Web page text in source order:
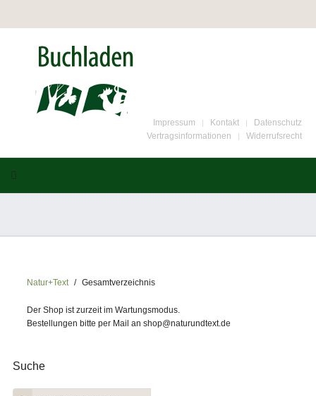
Impressum Kontakt
Datenschutz
Vertragsinformationen
Widerrufsrecht
Natur+Text Gesamtverzeichnis
Der Shop ist zurzeit im Wartungsmodus.
Bestellungen bitte per Mail an shop@naturundtext.de
Suche